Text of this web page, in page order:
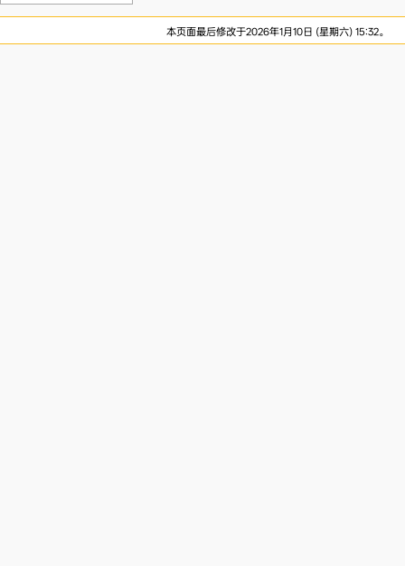
本页面最后修改于2026年1月10日 (星期六) 15:32。